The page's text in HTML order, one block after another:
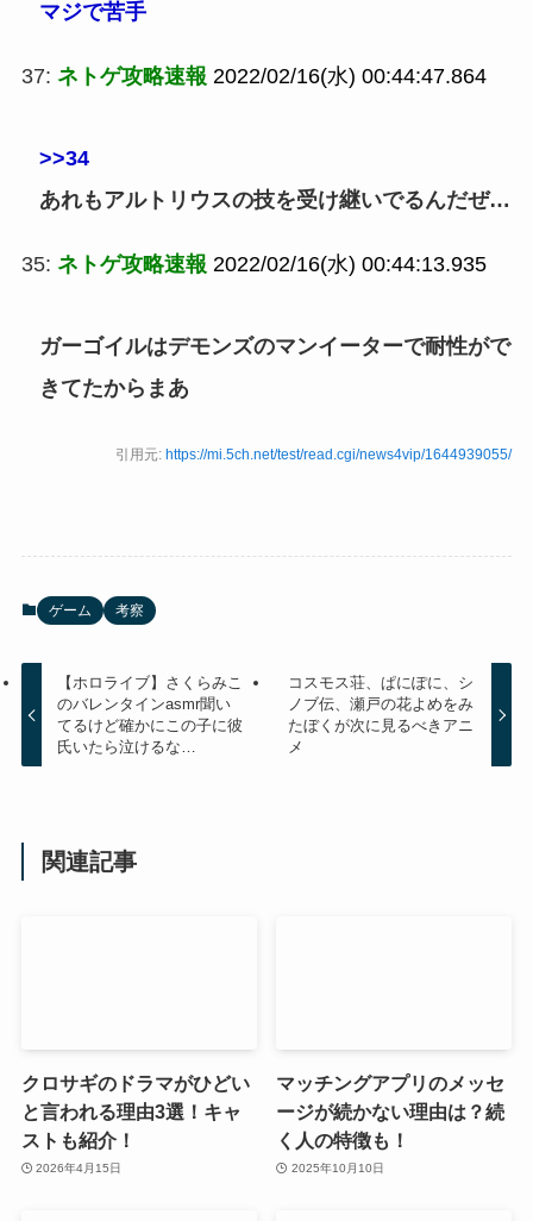
マジで苦手
37: ネトゲ攻略速報 2022/02/16(水) 00:44:47.864
>>34
あれもアルトリウスの技を受け継いでるんだぜ…
35: ネトゲ攻略速報 2022/02/16(水) 00:44:13.935
ガーゴイルはデモンズのマンイーターで耐性がで
きてたからまあ
引用元:https://mi.5ch.net/test/read.cgi/news4vip/1644939055/
ゲーム 考察
【ホロライブ】さくらみこ
のバレンタインasmr聞い
てるけど確かにこの子に彼
氏いたら泣けるな…
コスモス荘、ぱにぽに、シ
ノブ伝、瀬戸の花よめをみ
たぼくが次に見るべきアニ
メ
関連記事
クロサギのドラマがひどい
と言われる理由3選！キャ
ストも紹介！
2026年4月15日
マッチングアプリのメッセ
ージが続かない理由は？続
く人の特徴も！
2025年10月10日